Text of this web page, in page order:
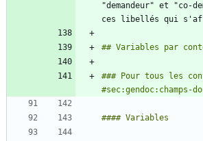
"demandeur" et "co-
### Pour tous les